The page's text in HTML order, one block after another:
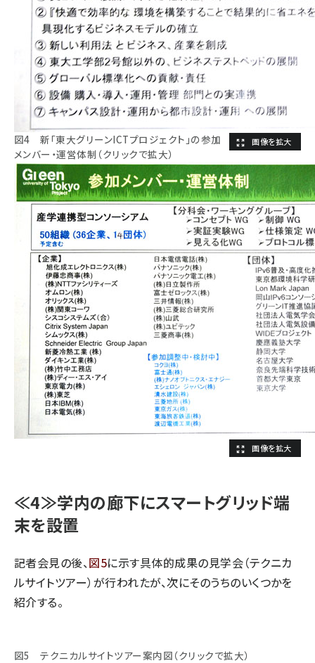
図4 新「東大グリーンICTプロジェクト」の参加
メンバー・運営体制（クリックで拡大）
≪4≫学内の廊下にスマートグリッド端
末を設置
記者会見の後、図5に示す具体的成果の見学会（テクニカ
ルサイトツアー）が行われたが、次にそのうちのいくつかを
紹介する。
図5 テクニカルサイトツアー案内図（クリックで拡大）